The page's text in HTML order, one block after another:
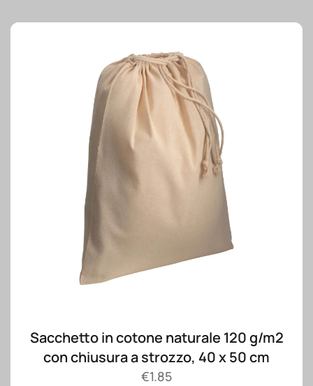
Sacchetto in cotone naturale 120 g/m2
con chiusura a strozzo, 40 x 50 cm
€1.85